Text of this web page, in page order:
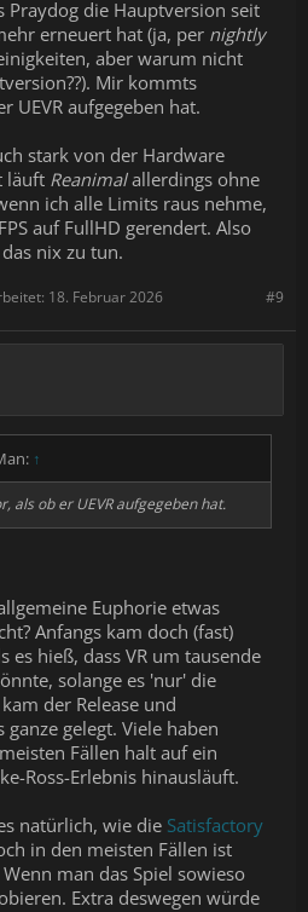
Praydog die Hauptversion seit
erneuert hat (ja, per nightly
aber warum nicht
Mir kommts
UEVR aufgegeben hat.
stark von der Hardware
läuft Reanimalallerdings ohne
ich alle Limits raus nehme,
auf FullHD gerendert. Also
nix zu tun.
#9
18. Februar 2026
↑
als ob er UEVR aufgegeben hat.
Euphorie etwas
Anfangs kam doch (fast)
es hieß, dass VR um tausende
solange es 'nur' die
der Release und
gelegt. Viele haben
Fällen halt auf ein
Ross-Erlebnis hinausläuft.
natürlich, wie die Satisfactory
in den meisten Fällen ist
Wenn man das Spiel sowieso
Extra deswegen würde